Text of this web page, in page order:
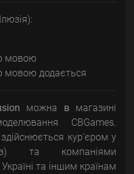
мовою
мовою додається
можна вмагазині
CBGames.
здійснюється кур'єром у
та компаніями
та іншим країнам